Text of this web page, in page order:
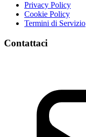
Privacy Policy
Cookie Policy
Termini di Servizio
Contattaci